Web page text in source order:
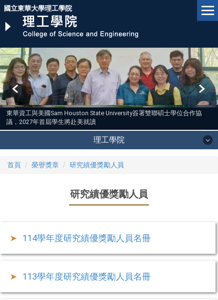
跳
主
內
容
區
國立東華大學理工學院
東華資工與美國Sam Houston State University簽署雙聯碩士學位合作協
議，2027年首屆學生將赴美就讀
理工學院
首頁 榮譽獎章 研究績優獎勵人員
研究績優獎勵人員
114學年度研究績優獎勵人員名冊
113學年度研究績優獎勵人員名冊